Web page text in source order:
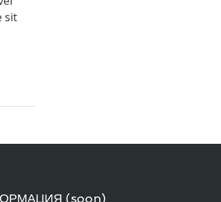
sit
(soon)